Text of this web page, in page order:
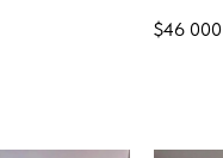
$46 000